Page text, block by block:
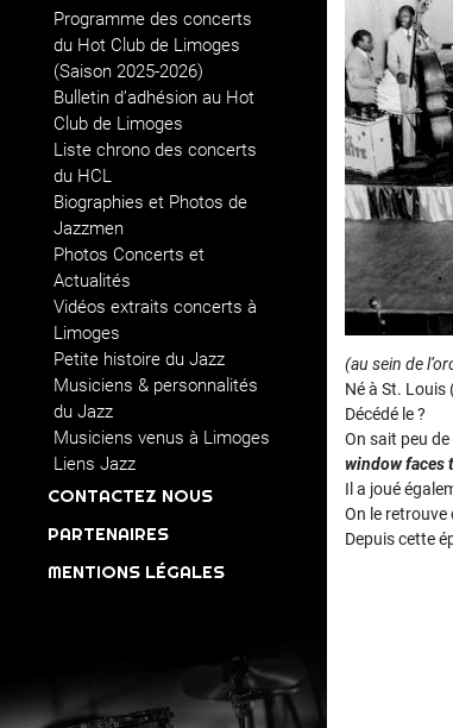
Programme des concerts
du Hot Club de Limoges
(Saison 2025-2026)
Bulletin d’adhésion au Hot
Club de Limoges
Liste chrono des concerts
du HCL
Biographies et Photos de
Jazzmen
Photos Concerts et
Actualités
Vidéos extraits concerts à
Limoges
Petite histoire du Jazz
Musiciens & personnalités
du Jazz
Musiciens venus à Limoges
Liens Jazz
CONTACTEZ NOUS
PARTENAIRES
MENTIONS LÉGALES
(au sein de
Né à St.
Décédé le ?
On sait peu de
window faces
Il a joué
On le retrouve
Depuis cette